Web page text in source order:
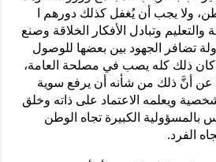
ولا يجب أن يُغفل كذلك دورهم ا
وتبادل الأفكار الخلاقة وصنع
تضافر الجهود بين بعضها للوصول
كان ذلك كله يصب في مصلحة العامة،
عن أنَّ ذلك من شأنه أن يرفع سوية
ويعلمه الاعتماد على ذاته وخلق
بالمسؤولية الكبيرة تجاه الوطن
الفرد.